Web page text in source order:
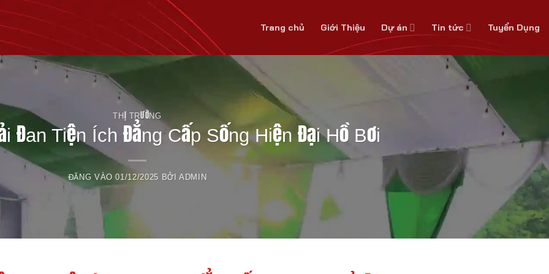
Trang chủ Giới Thiệu Dự án Tin tức Tuyển Dụng
THỊ TRƯỜNG
Đan Tiện Ích Đẳng Cấp Sống Hiện Đại Hồ Bơi
ĐĂNG VÀO01/12/2025 BỞIADMIN